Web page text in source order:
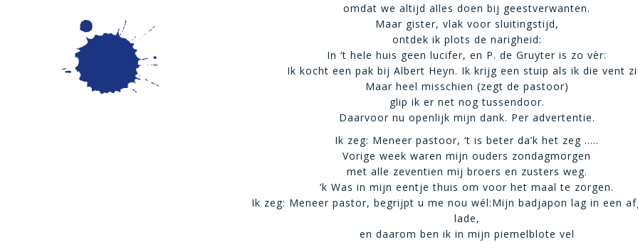
omdat we altijd alles doen bij geestverwanten.
Maar gister, vlak voor sluitingstijd,
ontdek ik plots de narigheid:
In ‘t hele huis geen lucifer, en P. de Gruyter is zo vèr:
Ik kocht een pak bij Albert Heyn. Ik krijg een stuip als ik die vent
Maar heel misschien (zegt de pastoor)
glip ik er net nog tussendoor.
Daarvoor nu openlijk mijn dank. Per advertentie.
Ik zeg: Meneer pastoor, ‘t is beter da’k het zeg …..
Vorige week waren mijn ouders zondagmorgen
met alle zeventien mij broers en zusters weg.
‘k Was in mijn eentje thuis om voor het maal te zorgen.
Ik zeg: Meneer pastor, begrijpt u me nou wél:Mijn badjapon lag in een
lade,
en daarom ben ik in mijn piemelblote vel